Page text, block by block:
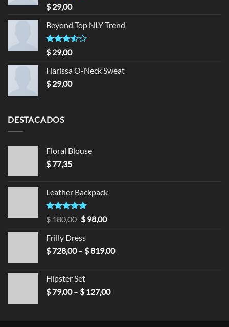
Valorado en
5.00
de 5
$29,00
Beyond Top NLY Trend
Valorado
en
3.50
de 5
$29,00
Harissa O-Neck Sweat
$29,00
DESTACADOS
Floral Blouse
$77,35
Leather Backpack
Valorado en
5.00
de 5
$180,00 $98,00
Frilly Dress
$728,00 – $819,00
Hipster Set
$79,00 – $127,00